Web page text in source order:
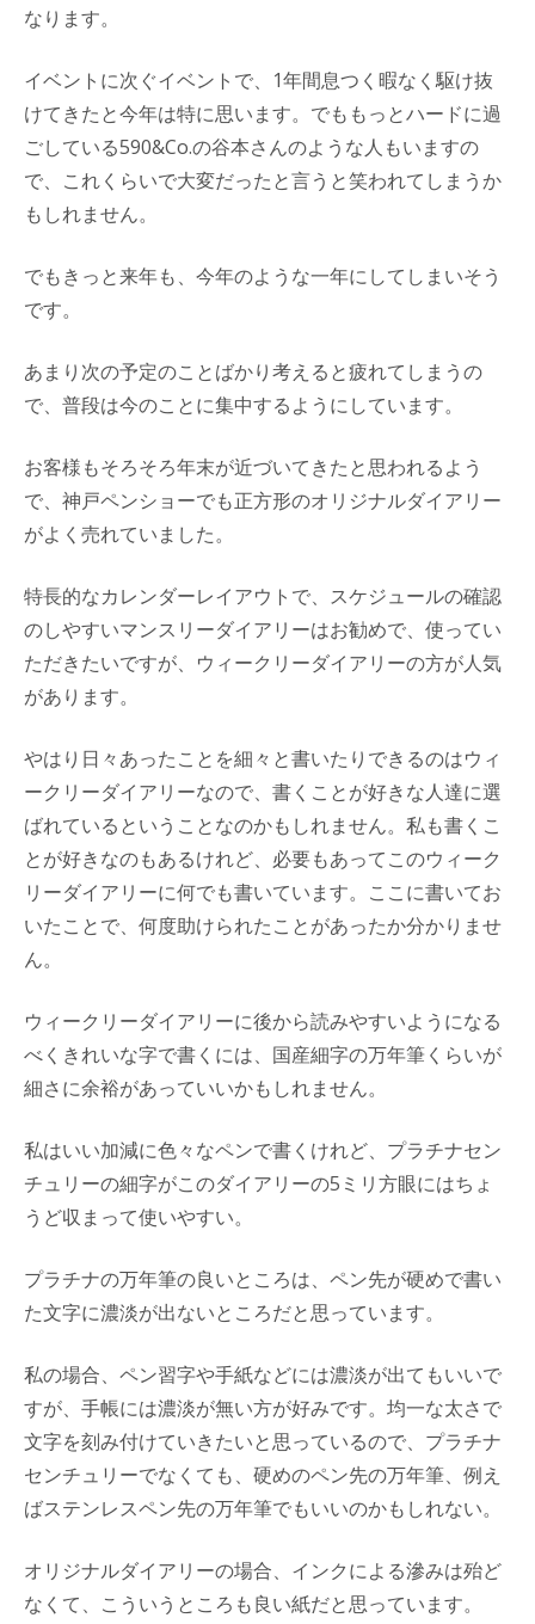
なります。
イベントに次ぐイベントで、1年間息つく暇なく駆け抜
けてきたと今年は特に思います。でももっとハードに過
ごしている590&Co.の谷本さんのような人もいますの
で、これくらいで大変だったと言うと笑われてしまうか
もしれません。
でもきっと来年も、今年のような一年にしてしまいそう
です。
あまり次の予定のことばかり考えると疲れてしまうの
で、普段は今のことに集中するようにしています。
お客様もそろそろ年末が近づいてきたと思われるよう
で、神戸ペンショーでも正方形のオリジナルダイアリー
がよく売れていました。
特長的なカレンダーレイアウトで、スケジュールの確認
のしやすいマンスリーダイアリーはお勧めで、使ってい
ただきたいですが、ウィークリーダイアリーの方が人気
があります。
やはり日々あったことを細々と書いたりできるのはウィ
ークリーダイアリーなので、書くことが好きな人達に選
ばれているということなのかもしれません。私も書くこ
とが好きなのもあるけれど、必要もあってこのウィーク
リーダイアリーに何でも書いています。ここに書いてお
いたことで、何度助けられたことがあったか分かりませ
ん。
ウィークリーダイアリーに後から読みやすいようになる
べくきれいな字で書くには、国産細字の万年筆くらいが
細さに余裕があっていいかもしれません。
私はいい加減に色々なペンで書くけれど、プラチナセン
チュリーの細字がこのダイアリーの5ミリ方眼にはちょ
うど収まって使いやすい。
プラチナの万年筆の良いところは、ペン先が硬めで書い
た文字に濃淡が出ないところだと思っています。
私の場合、ペン習字や手紙などには濃淡が出てもいいで
すが、手帳には濃淡が無い方が好みです。均一な太さで
文字を刻み付けていきたいと思っているので、プラチナ
センチュリーでなくても、硬めのペン先の万年筆、例え
ばステンレスペン先の万年筆でもいいのかもしれない。
オリジナルダイアリーの場合、インクによる滲みは殆ど
なくて、こういうところも良い紙だと思っています。